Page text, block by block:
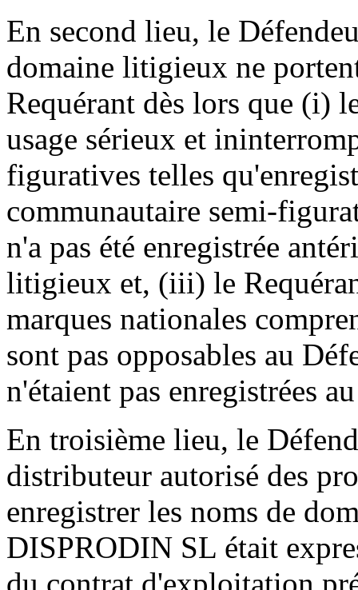
En second lieu, le
domaine litigieux ne
Requérant dès lors que (i)
usage sérieux et
figuratives telles
communautaire semi-
n'a pas été enregistrée
litigieux et, (iii) le
marques nationales
sont pas opposables au
n'étaient pas enregistrées
En troisième lieu, le
distributeur autorisé des
enregistrer les noms de
DISPRODIN SL était